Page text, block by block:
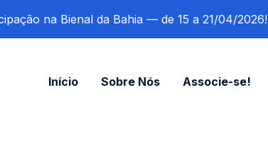
na Bienal da Bahia — de 15 a 21/04/2026!
Início Sobre Nós Associe-se!